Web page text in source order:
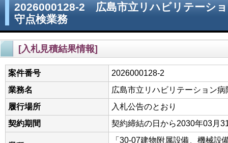
2026000128-2 広島市立リハビリテーシ
守点検業務
[入札見積結果情報]
案件番号
2026000128-2
業務名
広島市立リハビリテーション
履行場所
入札公告のとおり
契約期間
契約締結の日から2030年03月
「30-07建物附属設備、機械